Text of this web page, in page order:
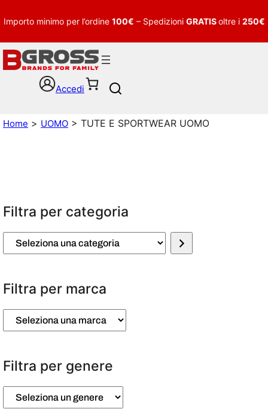
Importo minimo per l’ordine 100€ – Spedizioni GRATISoltre i 250€
Accedi
a
r
Home > UOMO > TUTE E SPORTWEAR UOMO
Filtra per categoria
z
i
o
a
a
t
Filtra per marca
Filtra per genere